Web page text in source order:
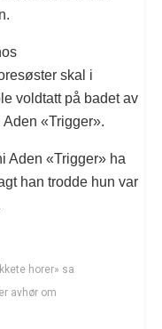
skal i
voldtatt på badet av
«Trigger».
Aden «Trigger» ha
han trodde hun var
horer» sa
avhør om